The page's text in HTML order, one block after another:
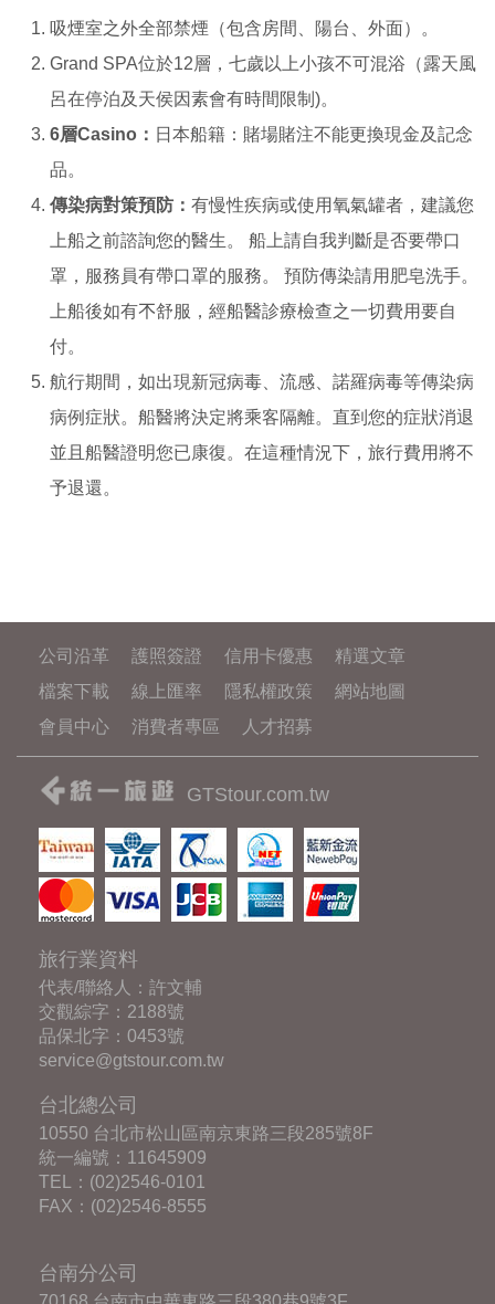
吸煙室之外全部禁煙（包含房間、陽台、外面）。
Grand SPA位於12層，七歲以上小孩不可混浴（露天風
呂在停泊及天侯因素會有時間限制)。
6層Casino： 日本船籍：賭場賭注不能更換現金及記念
品。
傳染病對策預防： 有慢性疾病或使用氧氣罐者，建議您
上船之前諮詢您的醫生。 船上請自我判斷是否要帶口
罩，服務員有帶口罩的服務。 預防傳染請用肥皂洗手。
上船後如有𣎴舒服，經船醫診療檢查之一切費用要自
付。
航行期間，如出現新冠病毒、流感、諾羅病毒等傳染病
病例症狀。船醫將決定將乘客隔離。直到您的症狀消退
並且船醫證明您已康復。在這種情況下，旅行費用將不
予退還。
公司沿革 護照簽證 信用卡優惠
精選文章
檔案下載
線上匯率 隱私權政策
網站地圖
會員中心
消費者專區 人才招募
GTStour.com.tw
旅行業資料
代表/聯絡人：許文輔
交觀綜字：2188號
品保北字：0453號
service@gtstour.com.tw
台北總公司
10550 台北市松山區南京東路三段285號8F
統一編號：11645909
TEL： (02)2546-0101
FAX：(02)2546-8555
台南分公司